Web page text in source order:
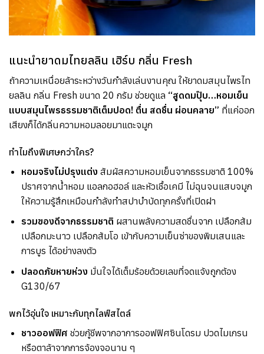
แนะนำยาดมไทยลลิน เฮิร์บ กลิ่น Fresh
ถ้าความเหนื่อยล้าระหว่างวันกำลังเล่นงานคุณ ให้ยาดมสมุนไพรไท
ยลลิน กลิ่น Fresh ขนาด 20 กรัม ช่วยดูแล “สูดดมปุ๊บ…หอมเย็น
แบบสมุนไพรธรรมชาติเต็มปอด! ตื่น สดชื่น ผ่อนคลาย” ที่แค่ออก
เสียงก็ได้กลิ่นความหอมลอยมาแตะจมูก
ทำไมถึงพิเศษกว่าใคร?
หอมจริงไม่ปรุงแต่ง สัมผัสความหอมเย็นจากธรรมชาติ 100%
ปราศจากน้ำหอม แอลกอฮอล์ และหัวเชื้อเคมี ไม่ฉุนจนแสบจมูก
ให้ความรู้สึกเหมือนกำลังทำสปาบำบัดทุกครั้งที่เปิดฝา
รวมของดีจากธรรมชาติ ผสานพลังความสดชื่นจาก เปลือกส้ม
เปลือกมะนาว เปลือกส้มโอ เข้ากับความเย็นซ่าของพิมเสนและ
การบูร ได้อย่างลงตัว
ปลอดภัยหายห่วง มั่นใจได้เต็มร้อยด้วยเลขที่จดแจ้งถูกต้อง
G130/67
พกไว้อุ่นใจ เหมาะกับทุกไลฟ์สไตล์
ชาวออฟฟิศ ช่วยกู้ชีพจากอาการออฟฟิศซินโดรม ปวดไมเกรน
หรือตาล้าจากการจ้องจอนาน ๆ